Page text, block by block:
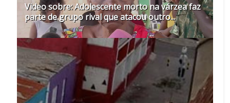
Video sobre: Adolescente morto na várzea faz
parte de grupo rival que atacou outro...